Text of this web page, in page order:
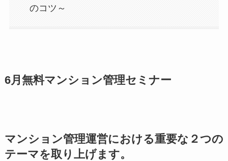
のコツ～
6月無料マンション管理セミナー
マンション管理運営における重要な２つの
テーマを取り上げます。